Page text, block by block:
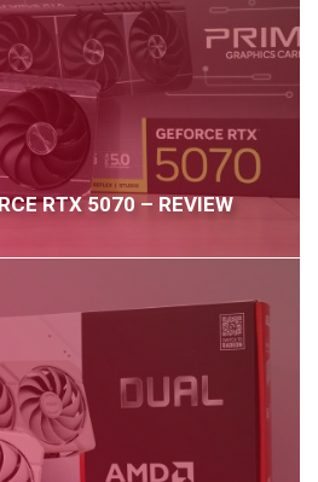
RTX 5070 – REVIEW